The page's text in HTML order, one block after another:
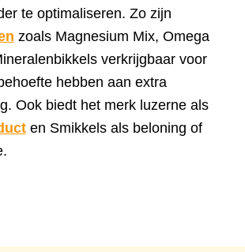
te optimaliseren. Zo zijn
zoals Magnesium Mix, Omega
verkrijgbaar voor
hebben aan extra
Ook biedt het merk luzerne als
en Smikkels als beloning of